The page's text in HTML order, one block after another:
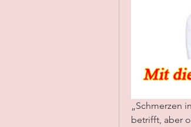
„Schmerzen
betrifft, aber